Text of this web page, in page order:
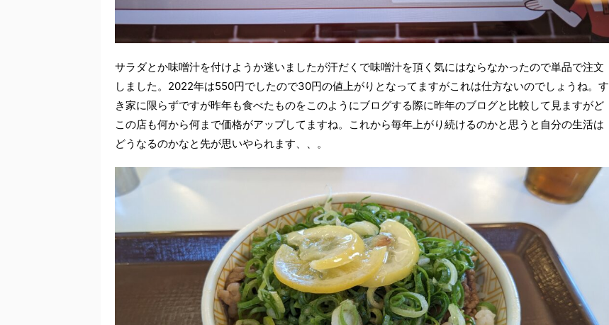
サラダとか味噌汁を付けようか迷いましたが汗だくで味噌汁を頂く気にはならなかったので単品で注文
しました。2022年は550円でしたので30円の値上がりとなってますがこれは仕方ないのでしょうね。す
き家に限らずですが昨年も食べたものをこのようにブログする際に昨年のブログと比較して見ますがど
この店も何から何まで価格がアップしてますね。これから毎年上がり続けるのかと思うと自分の生活は
どうなるのかなと先が思いやられます、、。